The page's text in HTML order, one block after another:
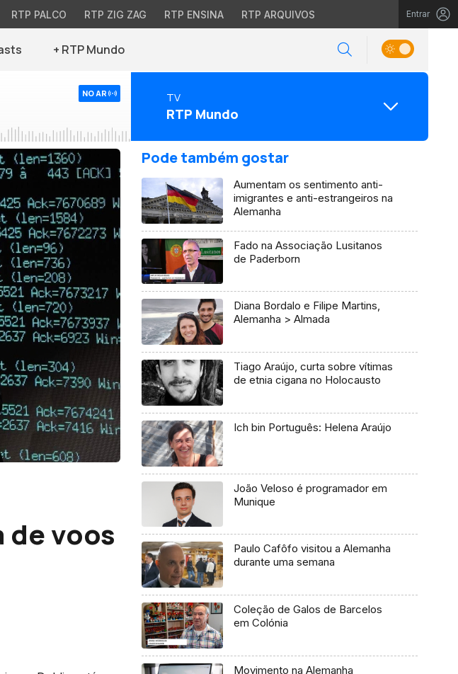
RTP PALCO RTP ZIG ZAG RTP ENSINA RTP ARQUIVOS Entrar
+ RTP Mundo
NO AR TV
RTP Mundo
de voos
Pode também gostar
Aumentam os sentimento anti-
imigrantes e anti-estrangeiros na
Alemanha
Fado na Associação Lusitanos
de Paderborn
Diana Bordalo e Filipe Martins,
Alemanha > Almada
Tiago Araújo, curta sobre vítimas
de etnia cigana no Holocausto
Ich bin Português: Helena Araújo
João Veloso é programador em
Munique
Paulo Cafôfo visitou a Alemanha
durante uma semana
Coleção de Galos de Barcelos
em Colónia
Movimento na Alemanha